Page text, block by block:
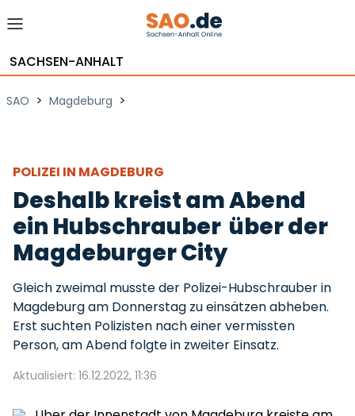
SACHSEN-ANHALT
SAO > Magdeburg >
POLIZEI IN MAGDEBURG
Deshalb kreist am Abend
ein Hubschrauber über der
Magdeburger City
Gleich zweimal musste der Polizei-Hubschrauber in
Magdeburg am Donnerstag zu einsätzen abheben.
Erst suchten Polizisten nach einer vermissten
Person, am Abend folgte in zweiter Einsatz.
Aktualisiert: 16.12.2022, 11:36